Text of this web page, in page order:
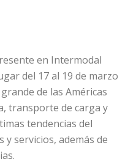
en Intermodal
del 17 al 19 de marzo
de las Américas
transporte de carga y
tendencias del
servicios, además de